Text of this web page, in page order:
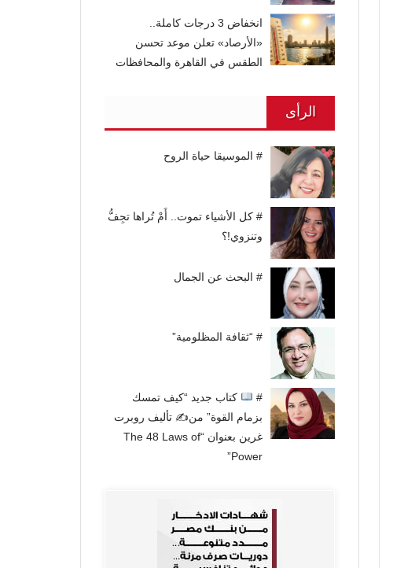
انخفاض 3 درجات كاملة..
«الأرصاد» تعلن موعد تحسن
الطقس في القاهرة والمحافظات
الرأى
# الموسيقا حياة الروح
# كل الأشياء تموت.. أَمْ تُراها تجِفُّ
وتنزوي!؟
# البحث عن الجمال
# “ثقافة المظلومية”
#
كتاب جديد “كيف تمسك
بزمام القوة” من✍ تأليف روبرت
غرين بعنوان “The 48 Laws of
Power”